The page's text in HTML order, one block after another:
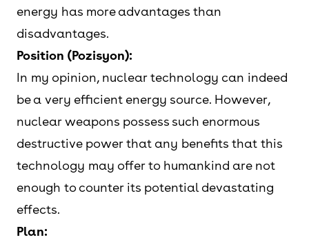
energy has more advantages than
disadvantages.
Position (Pozisyon):
In my opinion, nuclear technology can indeed
be a very efficient energy source. However,
nuclear weapons possess such enormous
destructive power that any benefits that this
technology may offer to humankind are not
enough to counter its potential devastating
effects.
Plan: